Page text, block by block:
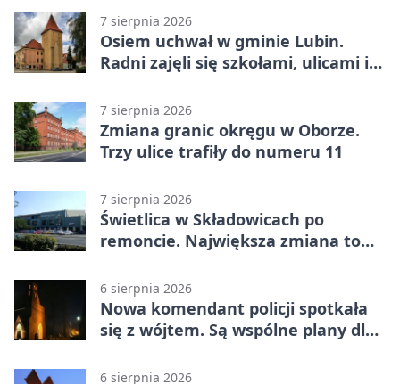
7 sierpnia 2026
Osiem uchwał w gminie Lubin.
Radni zajęli się szkołami, ulicami i
7 sierpnia 2026
Zmiana granic okręgu w Oborze.
Trzy ulice trafiły do numeru 11
7 sierpnia 2026
Świetlica w Składowicach po
remoncie. Największa zmiana to
6 sierpnia 2026
Nowa komendant policji spotkała
się z wójtem. Są wspólne plany dla
6 sierpnia 2026